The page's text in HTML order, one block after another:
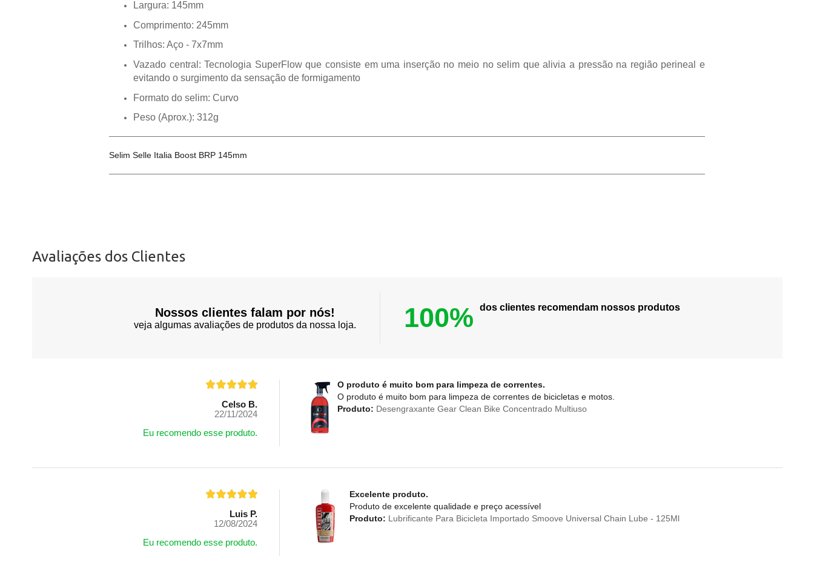
Largura: 145mm
Comprimento: 245mm
Trilhos: Aço - 7x7mm
Vazado central: Tecnologia SuperFlow que consiste em uma inserção no meio no selim que alivia a pressão na região perineal e
evitando o surgimento da sensação de formigamento
Formato do selim: Curvo
Peso (Aprox.): 312g
Selim Selle Italia Boost BRP 145mm
Avaliações dos Clientes
Nossos clientes falam por nós!
veja algumas avaliações de produtos da nossa loja. 100% dos clientes recomendam nossos produtos
Celso B.
22/11/2024
Eu recomendo esse produto.
O produto é muito bom para limpeza de correntes.
O produto é muito bom para limpeza de correntes de bicicletas e motos.
Produto: Desengraxante Gear Clean Bike Concentrado Multiuso
Luis P.
12/08/2024
Eu recomendo esse produto.
Excelente produto.
Produto de excelente qualidade e preço acessível
Produto: Lubrificante Para Bicicleta Importado Smoove Universal Chain Lube - 125Ml